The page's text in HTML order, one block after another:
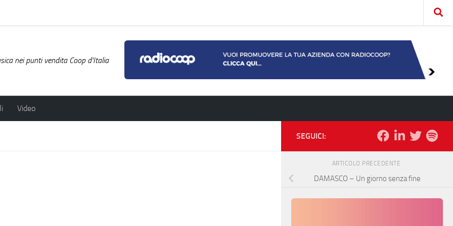
nei punti vendita Coop d'Italia
Video
SEGUICI:
ARTICOLO PRECEDENTE
DAMASCO – Un giorno senza fine